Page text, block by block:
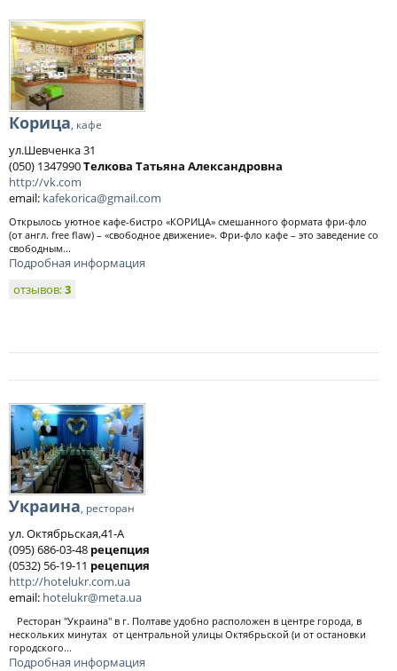
Корица, кафе
ул.Шевченка 31
(050) 1347990Телкова Татьяна Александровна
http://vk.com
email: kafekorica@gmail.com
Открылось уютное кафе-бистро «КОРИЦА» смешанного формата фри-фло
(от англ. free flaw) – «свободное движение». Фри-фло кафе – это заведение со
свободным...
Подробная информация
отзывов:3
Украина, ресторан
ул. Октябрьская,41-А
(095) 686-03-48 рецепция
(0532) 56-19-11 рецепция
http://hotelukr.com.ua
email: hotelukr@meta.ua
Ресторан "Украина" в г. Полтаве удобно расположен в центре города, в
нескольких минутах от центральной улицы Октябрьской (и от остановки
городского...
Подробная информация